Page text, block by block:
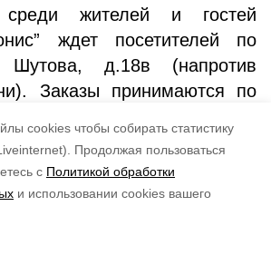
cookies чтобы собирать статистику
Продолжая пользоваться
с Политикой обработки
и использовании cookies вашего
среди жителей и гостей
ждет посетителей по
д.18в (напротив
Заказы принимаются по
же номеру.